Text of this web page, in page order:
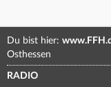
Du bist hier:
Osthessen
RADIO